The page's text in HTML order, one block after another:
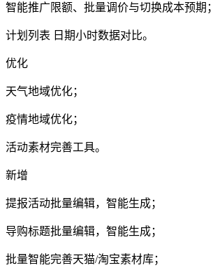
智能推广限额、批量调价与切换成本预期；
计划列表 日期小时数据对比。
优化
天气地域优化；
疫情地域优化；
活动素材完善工具。
新增
提报活动批量编辑，智能生成；
导购标题批量编辑，智能生成；
批量智能完善天猫/淘宝素材库；